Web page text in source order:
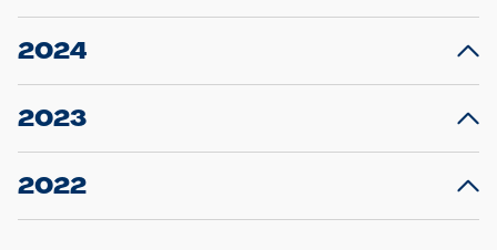
23.12.2025
Projekt S5: Start der Bauarbeiten am
2024
10.12.2024
Großprojekt S5: Sperrung der Bahnstraße in
2023
20.12.2023
Schleswig-Holstein verlängert den
2022
22.12.2022